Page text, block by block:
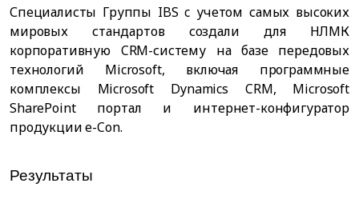
Специалисты Группы IBS c учетом самых высоких
мировых стандартов создали для НЛМК
корпоративную CRM-систему на базе передовых
технологий Microsoft, включая программные
комплексы Microsoft Dynamics CRM, Microsoft
SharePoint портал и интернет-конфигуратор
продукции e-Con.
Результаты